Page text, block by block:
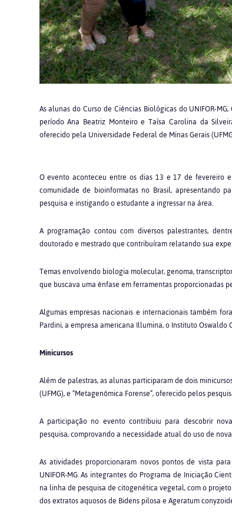
As alunas do Curso de Ciências Biológicas do UNIFOR-
período Ana Beatriz Monteiro e Taísa Carolina da
oferecido pela Universidade Federal de Minas Gerais
O evento aconteceu entre os dias 13 e 17 de
comunidade de bioinformatas no Brasil, apresentando
pesquisa e instigando o estudante a ingressar na área.
A programação contou com diversos palestrantes,
doutorado e mestrado que contribuíram relatando sua
Temas envolvendo biologia molecular, genoma,
que buscava uma ênfase em ferramentas proporcionadas
Algumas empresas nacionais e internacionais também
Pardini, a empresa americana Illumina, o Instituto Oswaldo
Minicursos
Além de palestras, as alunas participaram de dois
(UFMG), e “Metagenômica Forense”, oferecido pelos
A participação no evento contribuiu para descobrir
pesquisa, comprovando a necessidade atual do uso de
As atividades proporcionaram novos pontos de vista
UNIFOR-MG. As integrantes do Programa de Iniciação
na linha de pesquisa de citogenética vegetal, com o
dos extratos aquosos de Bidens pilosa e Ageratum